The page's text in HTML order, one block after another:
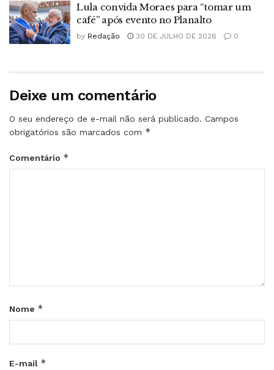
Lula convida Moraes para “tomar um
café” após evento no Planalto
by Redação 30 DE JULHO DE 2026 0
Deixe um comentário
O seu endereço de e-mail não será publicado. Campos
obrigatórios são marcados com *
Comentário *
Nome *
E-mail *